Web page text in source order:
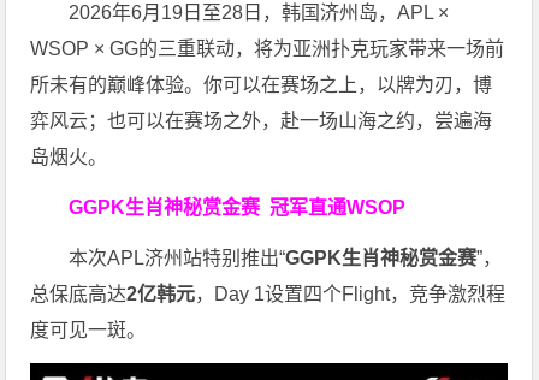
2026年6月19日至28日，韩国济州岛，APL ×
WSOP × GG的三重联动，将为亚洲扑克玩家带来一场前
所未有的巅峰体验。你可以在赛场之上，以牌为刃，博
弈风云；也可以在赛场之外，赴一场山海之约，尝遍海
岛烟火。
GGPK生肖神秘赏金赛冠军直通WSOP
本次APL济州站特别推出“GGPK生肖神秘赏金赛”，
总保底高达2亿韩元，Day 1设置四个Flight，竞争激烈程
度可见一斑。